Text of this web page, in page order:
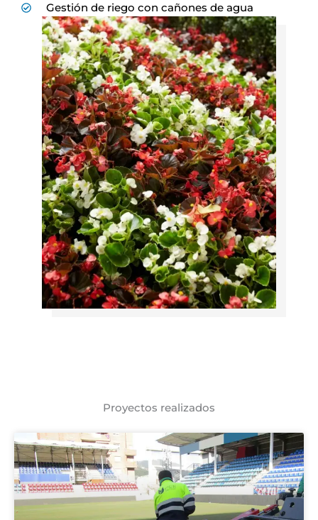
Gestión de riego con cañones de agua
Proyectos realizados